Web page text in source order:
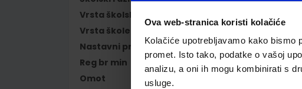
Ova web-stranica koristi kolačiće
Kolačiće upotrebljavamo kako bismo
promet. Isto tako, podatke o vašoj
analizu, a oni ih mogu kombinirati s
usluge.
Vrsta školske knjige
Vrsta škole
Nastavni predmet
NJEMAČKI JEZIK
Reg br min
6137
Omot